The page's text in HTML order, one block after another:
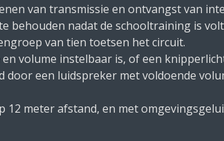
van transmissie en ontvangst van
behouden nadat de schooltraining is
van tien toetsen het circuit.
volume instelbaar is, of een
een luidspreker met voldoende
meter afstand, en met